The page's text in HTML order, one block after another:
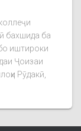
бахшида ба
иштироки
Ҷоизаи
Рӯдакӣ,